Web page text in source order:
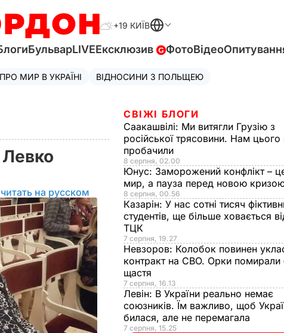
+19 КИЇВ
БульварLIVEЕксклюзив ФотоВідео
МИР В УКРАЇНІ ВІДНОСИНИ З ПОЛЬЩЕЮ
на русском
СВІЖІ БЛОГИ
Саакашвілі: Ми витягли Грузію з
російської трясовини. Нам цього
пробачили
8 серпня, 02.00
Юнус: Заморожений конфлікт –
мир, а пауза перед новою
8 серпня, 00.56
Казарін: У нас сотні тисяч
студентів, ще більше ховається
ТЦК
7 серпня, 19.27
Невзоров: Колобок повинен
контракт на СВО. Орки помирали
щастя
7 серпня, 16.13
Левін: В України реально немає
союзників. Їм важливо, щоб
билася, але не перемагала
7 серпня, 15.25